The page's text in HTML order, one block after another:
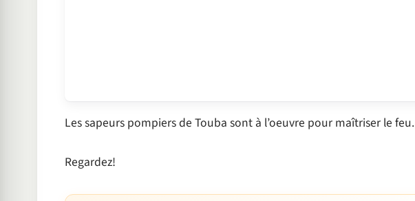
Les sapeurs pompiers de Touba sont à l’oeuvre pour maîtriser le feu.
Regardez!